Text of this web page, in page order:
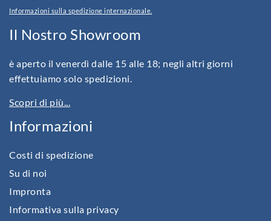
Informazioni sulla spedizione internazionale.
Il Nostro Showroom
è aperto il venerdì dalle 15 alle 18; negli altri giorni
effettuiamo solo spedizioni.
Scopri di più...
Informazioni
Costi di spedizione
Su di noi
Impronta
Informativa sulla privacy